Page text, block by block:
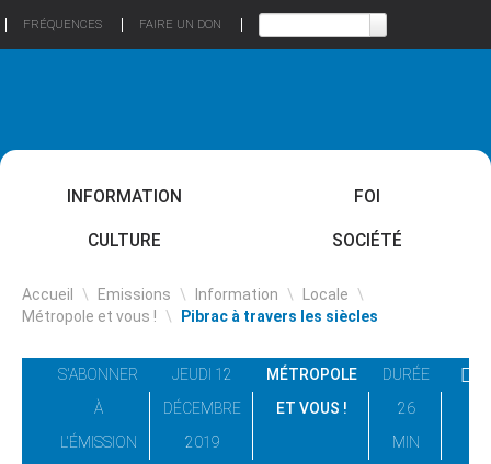
FRÉQUENCES FAIRE UN DON
INFORMATION FOI
CULTURE SOCIÉTÉ
Accueil \ Emissions \ Information \ Locale \
Métropole et vous ! \ Pibrac à travers les siècles
S'ABONNER
À
L'ÉMISSION
JEUDI 12
DÉCEMBRE
2019
MÉTROPOLE
ET VOUS !
DURÉE
26
MIN